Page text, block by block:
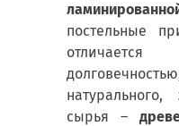
постельные
сырья –